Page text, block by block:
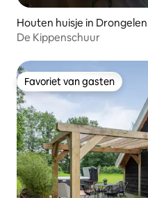
Houten huisje in Drongelen
De Kippenschuur
Favoriet van gasten
Favoriet van gasten